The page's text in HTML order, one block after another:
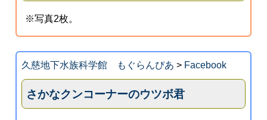
※写真2枚。
久慈地下水族科学館 もぐらんぴあ > Facebook
さかなクンコーナーのウツボ君